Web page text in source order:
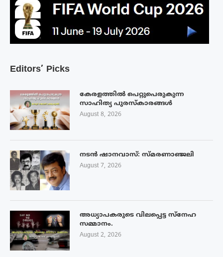
Editors’ Picks
കേരളത്തിൽ പെറ്റുപെരുകുന്ന
സാഹിത്യ പുരസ്‌കാരങ്ങൾ
August 8, 2026
നടൻ ഷാനവാസ്: സ്മരണാഞ്ജലി
August 7, 2026
അധ്യാപകരുടെ വിലപ്പെട്ട സ്നേഹ
സമ്മാനം.
August 2, 2026